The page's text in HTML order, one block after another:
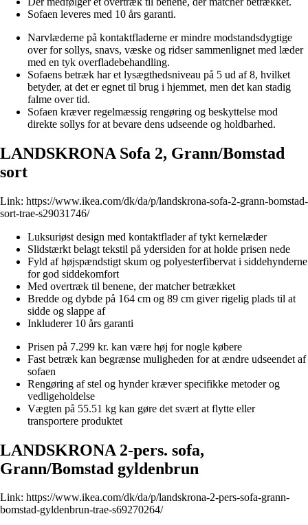
Sofaen leveres med 10 års garanti.
Narvlæderne på kontaktfladerne er mindre modstandsdygtige
over for sollys, snavs, væske og ridser sammenlignet med læder
med en tyk overfladebehandling.
Sofaens betræk har et lysægthedsniveau på 5 ud af 8, hvilket
betyder, at det er egnet til brug i hjemmet, men det kan stadig
falme over tid.
Sofaen kræver regelmæssig rengøring og beskyttelse mod
direkte sollys for at bevare dens udseende og holdbarhed.
LANDSKRONA Sofa 2, Grann/Bomstad
sort
Link: https://www.ikea.com/dk/da/p/landskrona-sofa-2-grann-bomstad-
sort-trae-s29031746/
Luksuriøst design med kontaktflader af tykt kernelæder
Slidstærkt belagt tekstil på ydersiden for at holde prisen nede
Fyld af højspændstigt skum og polyesterfibervat i siddehynderne
for god siddekomfort
Med overtræk til benene, der matcher betrækket
Bredde og dybde på 164 cm og 89 cm giver rigelig plads til at
sidde og slappe af
Inkluderer 10 års garanti
Prisen på 7.299 kr. kan være høj for nogle købere
Fast betræk kan begrænse muligheden for at ændre udseendet af
sofaen
Rengøring af stel og hynder kræver specifikke metoder og
vedligeholdelse
Vægten på 55.51 kg kan gøre det svært at flytte eller
transportere produktet
LANDSKRONA 2-pers. sofa,
Grann/Bomstad gyldenbrun
Link: https://www.ikea.com/dk/da/p/landskrona-2-pers-sofa-grann-
bomstad-gyldenbrun-trae-s69270264/